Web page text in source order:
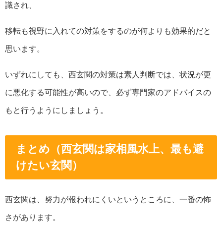
識され、
移転も視野に入れての対策をするのが何よりも効果的だと
思います。
いずれにしても、西玄関の対策は素人判断では、状況が更
に悪化する可能性が高いので、必ず専門家のアドバイスの
もと行うようにしましょう。
まとめ（西玄関は家相風水上、最も避
けたい玄関）
西玄関は、努力が報われにくいというところに、一番の怖
さがあります。